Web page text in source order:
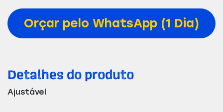
Orçar pelo WhatsApp (1 Dia)
Detalhes do produto
Ajustável